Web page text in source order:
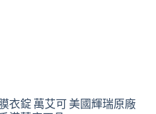
衣錠 萬艾可 美國輝瑞原廠